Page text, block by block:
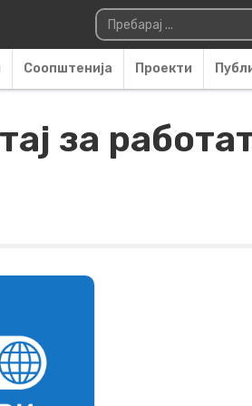
Пребарувај за:
Соопштенија Проекти
за